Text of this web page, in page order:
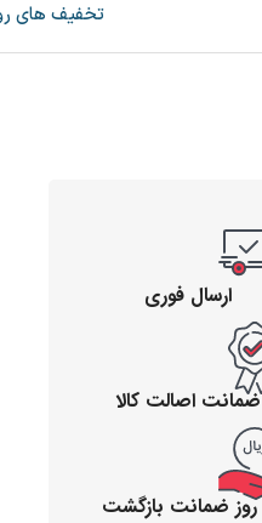
تخفیف های
ارسال فوری
ضمانت اصالت کالا